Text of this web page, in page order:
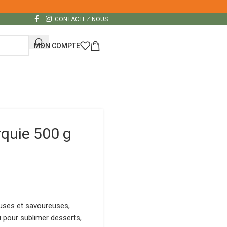
CONTACTEZ NOUS
MON COMPTE
500 g
et savoureuses,
sublimer desserts,